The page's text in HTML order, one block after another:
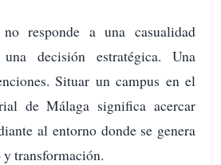
responde a una casualidad
decisión estratégica. Una
Situar un campus en el
de Málaga significa acercar
al entorno donde se genera
transformación.